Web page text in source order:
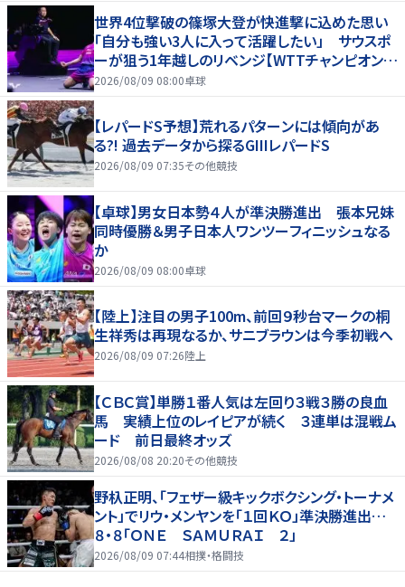
世界4位撃破の篠塚大登が快進撃に込めた思い
「自分も強い3人に入って活躍したい」 サウスポ
ーが狙う1年越しのリベンジ【WTTチャンピオンズ
横浜2026】
2026/08/09 08:00卓球
【レパードS予想】荒れるパターンには傾向があ
る?! 過去データから探るGIIIレパードS
2026/08/09 07:35その他競技
【卓球】男女日本勢４人が準決勝進出 張本兄妹
同時優勝＆男子日本人ワンツーフィニッシュなる
か
2026/08/09 08:00卓球
【陸上】注目の男子100m、前回９秒台マークの桐
生祥秀は再現なるか、サニブラウンは今季初戦へ
2026/08/09 07:26陸上
【ＣＢＣ賞】単勝１番人気は左回り３戦３勝の良血
馬 実績上位のレイピアが続く ３連単は混戦ム
ード 前日最終オッズ
2026/08/08 20:20その他競技
野杁正明、「フェザー級キックボクシング・トーナメ
ント」でリウ・メンヤンを「１回ＫＯ」準決勝進出…
８・８「ＯＮＥ ＳＡＭＵＲＡＩ ２」
2026/08/09 07:44相撲・格闘技